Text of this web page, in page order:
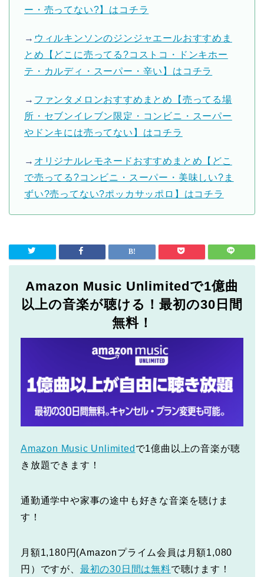
ー・売ってない?】はコチラ
→ ウィルキンソンのジンジャエールおすすめま
とめ【どこに売ってる?コストコ・ドンキホー
テ・カルディ・スーパー・辛い】はコチラ
→ ファンタメロンおすすめまとめ【売ってる場
所・セブンイレブン限定・コンビニ・スーパー
やドンキには売ってない】はコチラ
→ オリジナルレモネードおすすめまとめ【どこ
で売ってる?コンビニ・スーパー・美味しい?ま
ずい?売ってない?ポッカサッポロ】はコチラ
Amazon Music Unlimitedで1億曲
以上の音楽が聴ける！最初の30日間
無料！
Amazon Music Unlimited で1億曲以上の音楽が聴
き放題できます！
通勤通学中や家事の途中も好きな音楽を聴けま
す！
月額1,180円(Amazonプライム会員は月額1,080
円）ですが、 最初の30日間は無料で聴けます！